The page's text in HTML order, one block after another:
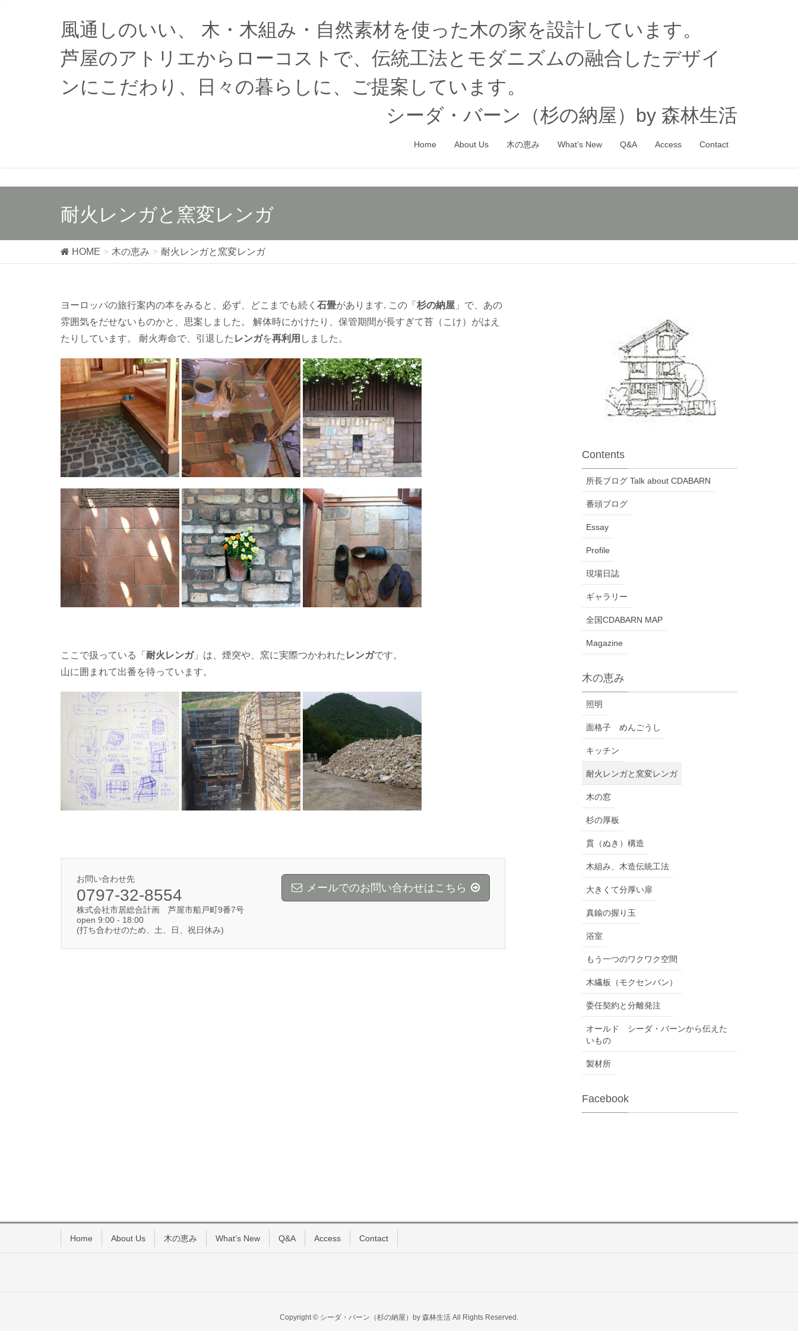
風通しのいい、 木・木組み・自然素材を使った木の家を設計しています。
芦屋のアトリエからローコストで、伝統工法とモダニズムの融合したデザイ
ンにこだわり、日々の暮らしに、ご提案しています。
シーダ・バーン（杉の納屋）by 森林生活
Home About Us 木の恵み What’s New Q&A Access Contact
耐火レンガと窯変レンガ
HOME 木の恵み 耐火レンガと窯変レンガ
ヨーロッパの旅行案内の本をみると、必ず、どこまでも続く 石畳があります. この「 杉の納屋 」で、あの
雰囲気をだせないものかと、思案しました。 解体時にかけたり、保管期間が長すぎて苔（こけ）がはえ
たりしています。 耐火寿命で、引退した レンガを再利用 しました。
ここで扱っている「 耐火レンガ」は、煙突や、窯に実際つかわれた レンガです。
山に囲まれて出番を待っています。
お問い合わせ先
0797-32-8554
株式会社市居総合計画 芦屋市船戸町9番7号
open 9:00 - 18:00
(打ち合わせのため、土、日、祝日休み)
メールでのお問い合わせはこちら
Contents
所長ブログ Talk about CDABARN
番頭ブログ
Essay
Profile
現場日誌
ギャラリー
全国CDABARN MAP
Magazine
木の恵み
照明
面格子 めんごうし
キッチン
耐火レンガと窯変レンガ
木の窓
杉の厚板
貫（ぬき）構造
木組み、木造伝統工法
大きくて分厚い扉
真鍮の握り玉
浴室
もう一つのワクワク空間
木繊板（モクセンバン）
委任契約と分離発注
オールド シーダ・バーンから伝えた
いもの
製材所
Facebook
Home About Us 木の恵み What’s New Q&A Access Contact
Copyright © シーダ・バーン（杉の納屋）by 森林生活 All Rights Reserved.